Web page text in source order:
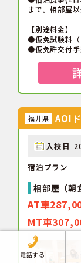
まで。相部屋
【別途料金】
●仮免試験料
●仮免許交付
福井県 AOI
入校日
宿泊プラン
相部屋（朝
AT車
MT車
電話する